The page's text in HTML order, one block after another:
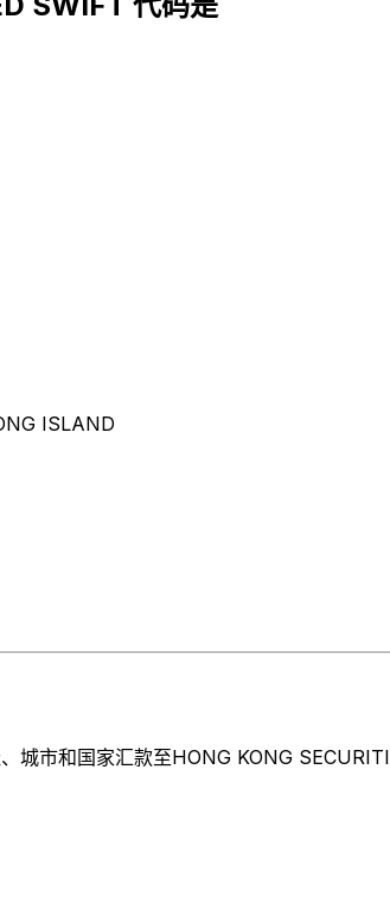
ISLAND
城市和国家汇款至HONG KONG